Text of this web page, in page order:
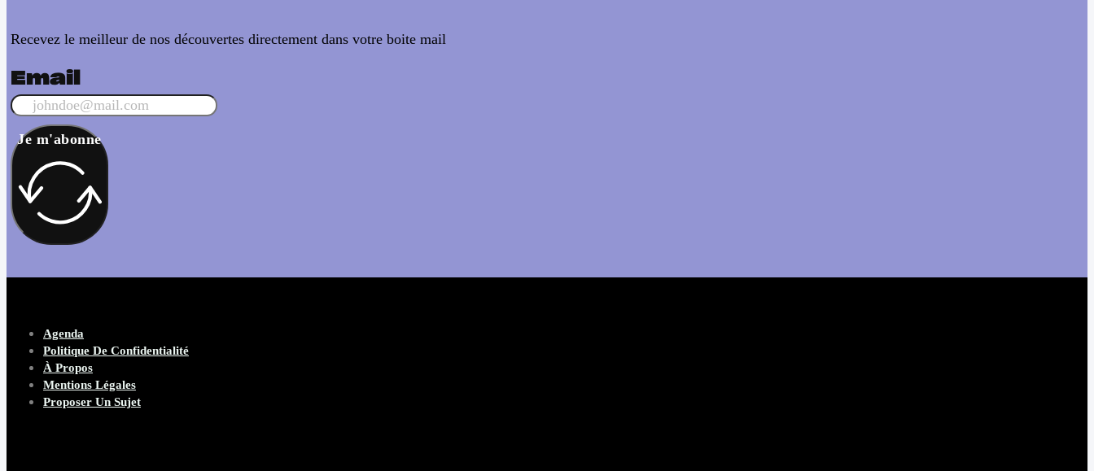
Recevez le meilleur de nos découvertes directement dans votre boite mail
Email
Je m'abonne
Agenda
Politique De Confidentialité
À Propos
Mentions Légales
Proposer Un Sujet